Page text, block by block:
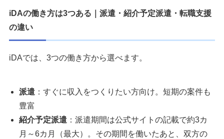
iDAの働き方は3つある｜派遣・紹介予定派遣・転職支援
の違い
iDAでは、3つの働き方から選べます。
派遣 ：すぐに収入をつくりたい方向け。短期の案件も
豊富
紹介予定派遣 ：派遣期間は公式サイトの記載で約3カ
月～6カ月（最大）。その期間を働いたあと、双方の